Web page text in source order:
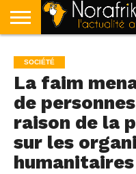
POLITIQUE
SOCIÉTÉ
ECONOMIE
SPORT
LIFESTYLE
SOCIÉTÉ
La faim
de
raison de la
sur les
humanitaires